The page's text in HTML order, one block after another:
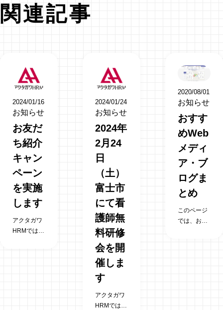
関連記事
2024/01/16
お知らせ
お友だ
ち紹介
キャン
ペーン
を実施
します
アクタガワ
HRMでは登
2024/01/24
お知らせ
2024年
2月24
日
（土）
富士市
にて看
護師無
料研修
会を開
催しま
す
アクタガワ
HRMでは参
2020/08/01
お知らせ
おすす
めWeb
メディ
ア・ブ
ログま
とめ
このページ
では、おす